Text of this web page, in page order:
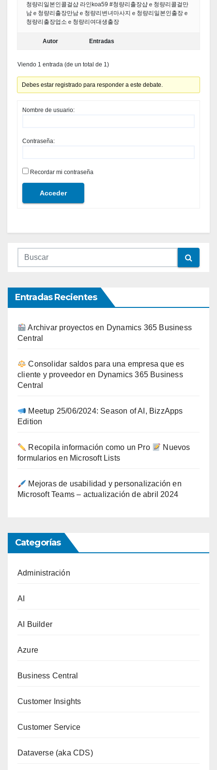
청량리일본인콜걸샵 라인koa59 #청량리출장샵ｅ청량리콜걸만
남ｅ청량리출장만남ｅ청량리변녀마사지ｅ청량리일본인출장ｅ
청량리출장업소ｅ청량리여대생출장
Autor Entradas
Viendo 1 entrada (de un total de 1)
Debes estar registrado para responder a este debate.
Nombre de usuario:
Contraseña:
Recordar mi contraseña
Acceder
Entradas Recientes
Archivar proyectos en Dynamics 365 Business
Central
Consolidar saldos para una empresa que es
cliente y proveedor en Dynamics 365 Business
Central
Meetup 25/06/2024: Season of AI, BizzApps
Edition
Recopila información como un Pro
Nuevos
formularios en Microsoft Lists
Mejoras de usabilidad y personalización en
Microsoft Teams – actualización de abril 2024
Categorías
Administración
AI
AI Builder
Azure
Business Central
Customer Insights
Customer Service
Dataverse (aka CDS)